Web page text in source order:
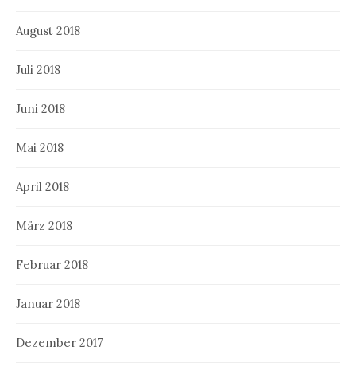
August 2018
Juli 2018
Juni 2018
Mai 2018
April 2018
März 2018
Februar 2018
Januar 2018
Dezember 2017